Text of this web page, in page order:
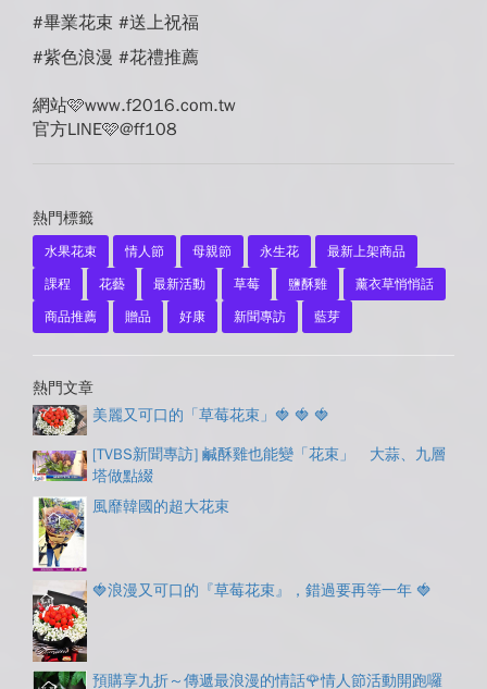
#畢業花束 #送上祝福
#紫色浪漫 #花禮推薦
網站🩷www.f2016.com.tw
官方LINE🩷@ff108
熱門標籤
水果花束 情人節 母親節 永生花
最新上架商品
課程
花藝 最新活動 草莓 鹽酥雞
薰衣草悄悄話
商品推薦
贈品 好康 新聞專訪 藍芽
熱門文章
美麗又可口的「草莓花束」🍓 🍓 🍓
[TVBS新聞專訪] 鹹酥雞也能變「花束」 大蒜、九層
塔做點綴
風靡韓國的超大花束
🍓浪漫又可口的『草莓花束』，錯過要再等一年 🍓
預購享九折～傳遞最浪漫的情話🌹情人節活動開跑囉